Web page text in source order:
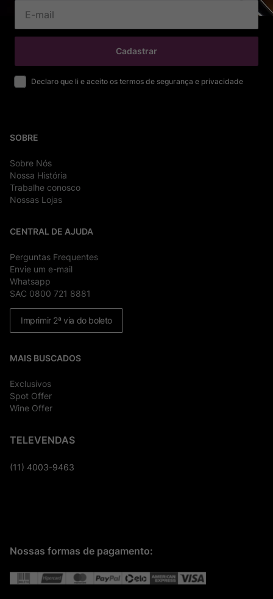
Cadastrar
Declaro que li e aceito os termos de segurança e privacidade
SOBRE
Sobre Nós
Nossa História
Trabalhe conosco
Nossas Lojas
CENTRAL DE AJUDA
Perguntas Frequentes
Envie um e-mail
Whatsapp
SAC 0800 721 8881
Imprimir 2ª via do boleto
MAIS BUSCADOS
Exclusivos
Spot Offer
Wine Offer
TELEVENDAS
(11) 4003-9463
Nossas formas de pagamento: